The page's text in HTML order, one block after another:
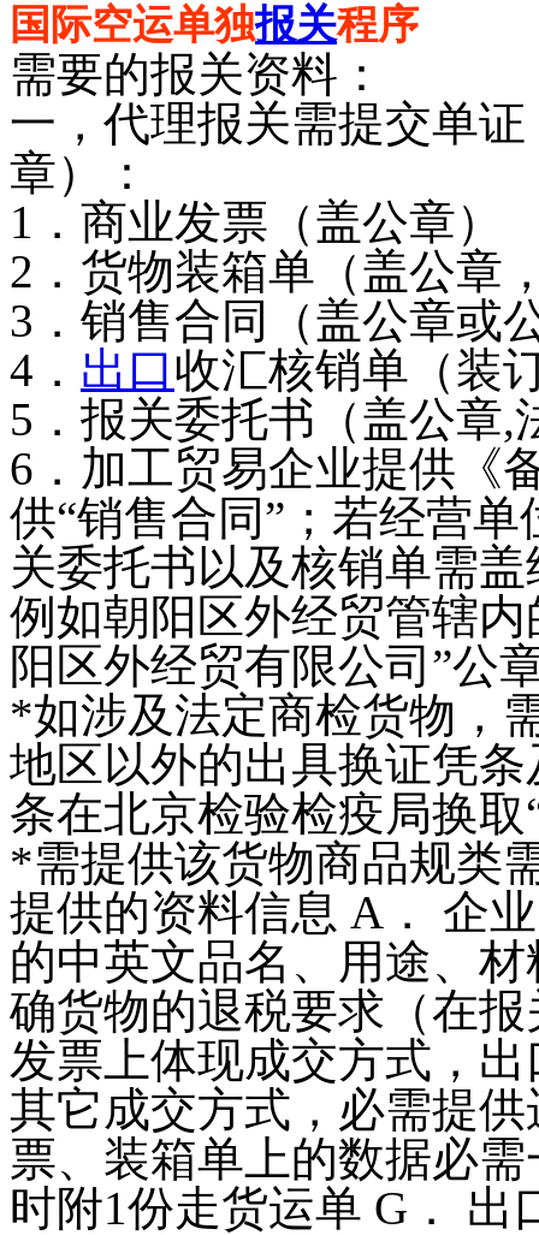
国际空运单独报关程序
需要的报关资料：
一，代理报关需提交单
章）：
1．商业发票（盖公章）
2．货物装箱单（盖公章
3．销售合同（盖公章或
4． 出口收汇核销单（装
5．报关委托书（盖公章
6．加工贸易企业提供《
供“销售合同”；若经营
关委托书以及核销单需
例如朝阳区外经贸管辖
阳区外经贸有限公司”公
*如涉及法定商检货物，
地区以外的出具换证凭
条在北京检验检疫局换取
*需提供该货物商品规类
提供的资料信息 A． 企
的中英文品名、用途、
确货物的退税要求（在
发票上体现成交方式，
其它成交方式，必需提
票、装箱单上的数据必
时附1份走货运单 G． 出